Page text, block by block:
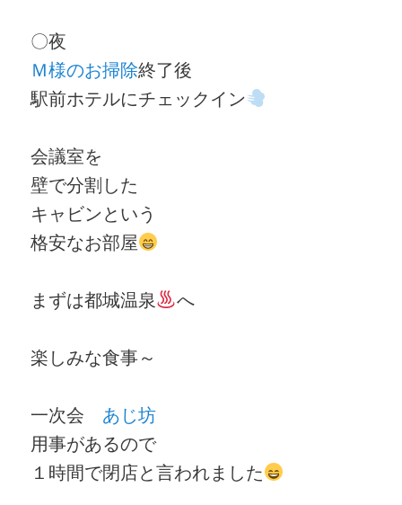
〇夜
Ｍ様のお掃除終了後
駅前ホテルにチェックイン
会議室を
壁で分割した
キャビンという
格安なお部屋
まずは都城温泉 へ
楽しみな食事～
一次会 あじ坊
用事があるので
１時間で閉店と言われました